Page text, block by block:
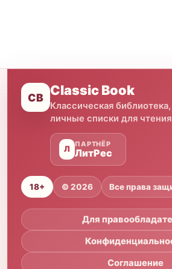
CB Classic Book
Классическая
личные списки для
Л
ПАРТНЁР
ЛитРес
18+ © 2026 Все права
Для
Соглашение